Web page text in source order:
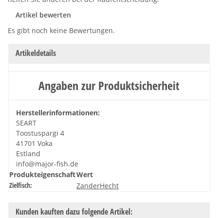
Artikel bewerten
Es gibt noch keine Bewertungen.
Artikeldetails
Angaben zur Produktsicherheit
Herstellerinformationen:
SEART
Toostuspargi 4
41701 Voka
Estland
info@major-fish.de
ProdukteigenschaftWert
Zielfisch:
ZanderHecht
Kunden kauften dazu folgende Artikel: